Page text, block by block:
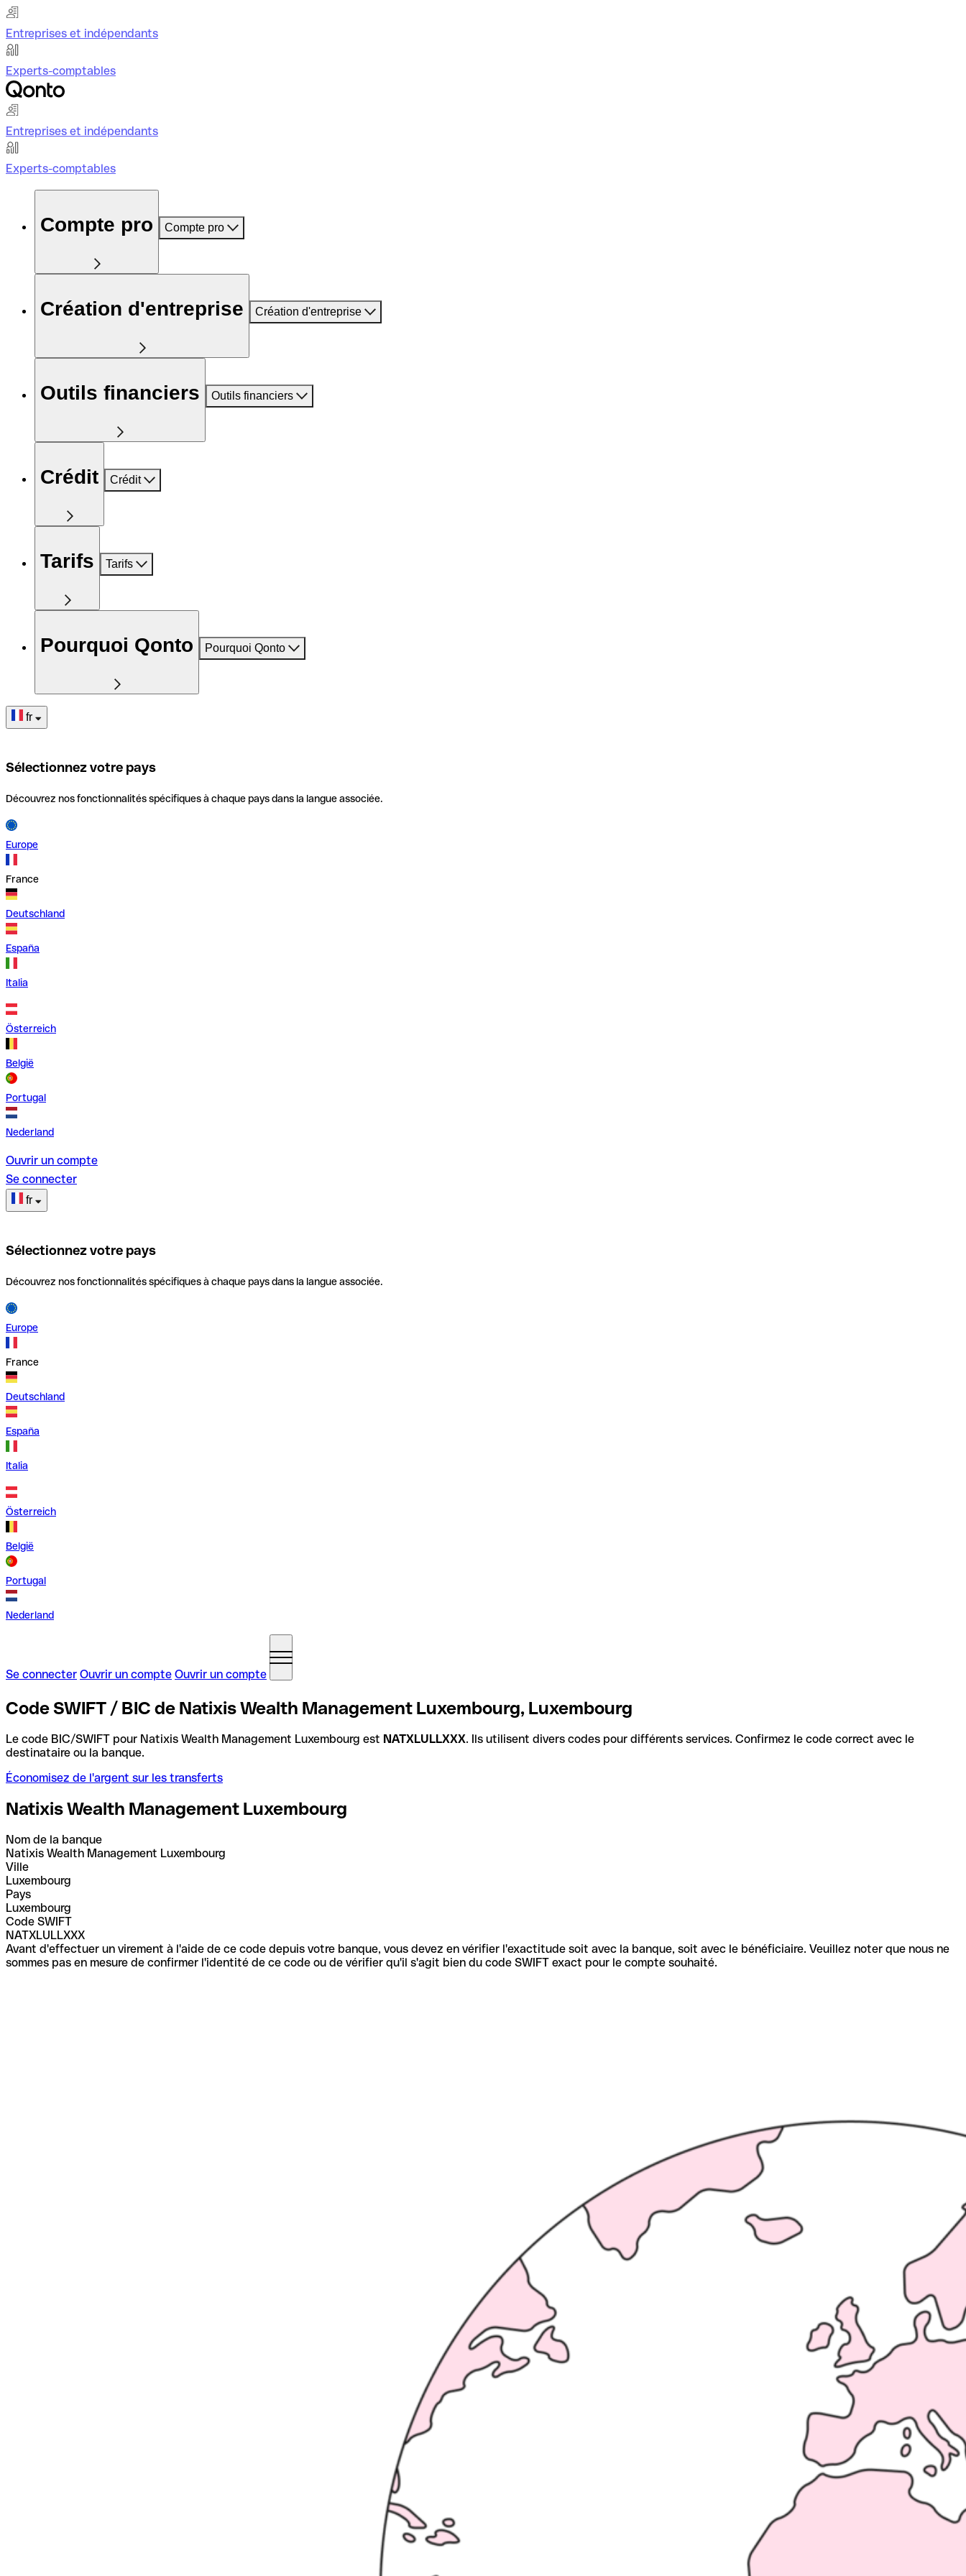
Entreprises et indépendants
Experts-comptables
Entreprises et indépendants
Experts-comptables
Compte pro Compte pro
Création d'entreprise Création d'entreprise
Outils financiers Outils financiers
Crédit Crédit
Tarifs Tarifs
Pourquoi Qonto Pourquoi Qonto
fr
Sélectionnez votre pays
Découvrez nos fonctionnalités spécifiques à chaque pays dans la langue associée.
Europe
France
Deutschland
España
Italia
Österreich
België
Portugal
Nederland
Ouvrir un compte
Se connecter
fr
Sélectionnez votre pays
Découvrez nos fonctionnalités spécifiques à chaque pays dans la langue associée.
Europe
France
Deutschland
España
Italia
Österreich
België
Portugal
Nederland
Se connecter Ouvrir un compte Ouvrir un compte
Code SWIFT / BIC de Natixis Wealth Management Luxembourg, Luxembourg
Le code BIC/SWIFT pour Natixis Wealth Management Luxembourg est NATXLULLXXX. Ils utilisent divers codes pour différents services. Confirmez le code correct avec le
destinataire ou la banque.
Économisez de l'argent sur les transferts
Natixis Wealth Management Luxembourg
Nom de la banque
Natixis Wealth Management Luxembourg
Ville
Luxembourg
Pays
Luxembourg
Code SWIFT
NATXLULLXXX
Avant d'effectuer un virement à l'aide de ce code depuis votre banque, vous devez en vérifier l'exactitude soit avec la banque, soit avec le bénéficiaire. Veuillez noter que nous ne
sommes pas en mesure de confirmer l'identité de ce code ou de vérifier qu'il s'agit bien du code SWIFT exact pour le compte souhaité.